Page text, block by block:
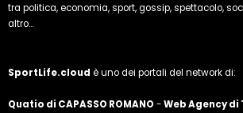
tra politica, economia, sport, gossip, spettacolo,
altro...
SportLife.cloud è uno dei portali del network di:
Quatio di CAPASSO ROMANO -Web Agency di